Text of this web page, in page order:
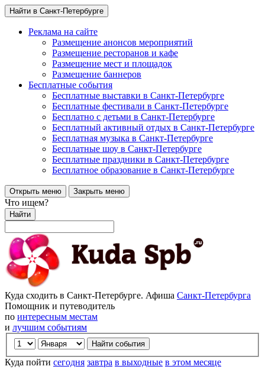
Найти в Санкт-Петербурге
Реклама на сайте
Размещение анонсов мероприятий
Размещение ресторанов и кафе
Размещение мест и площадок
Размещение баннеров
Бесплатные события
Бесплатные выставки в Санкт-Петербурге
Бесплатные фестивали в Санкт-Петербурге
Бесплатно с детьми в Санкт-Петербурге
Бесплатный активный отдых в Санкт-Петербурге
Бесплатная музыка в Санкт-Петербурге
Бесплатные шоу в Санкт-Петербурге
Бесплатные праздники в Санкт-Петербурге
Бесплатное образование в Санкт-Петербурге
Открыть меню Закрыть меню
Что ищем?
Найти
Куда сходить в Санкт-Петербурге. Афиша Санкт-Петербурга
Помощник и путеводитель
по интересным местам
и лучшим событиям
Куда пойти сегодня завтра в выходные в этом месяце